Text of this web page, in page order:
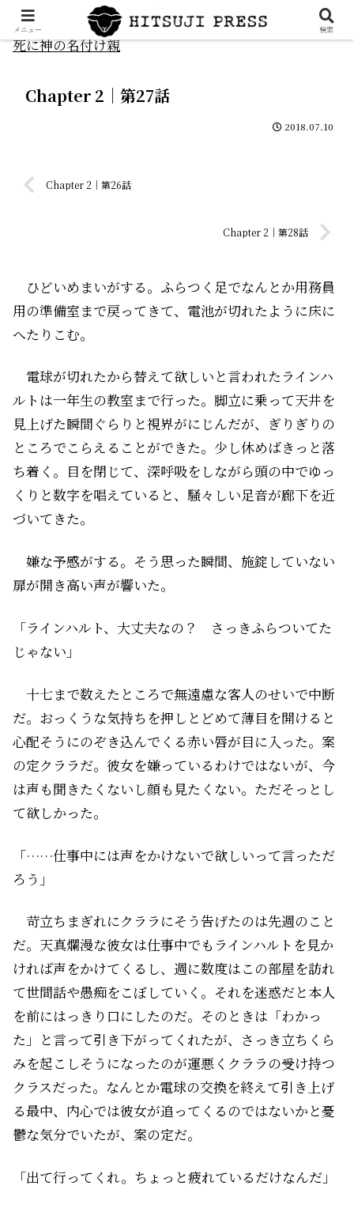
死に神の名付け親
Chapter 2｜第27話
2018.07.10
Chapter 2｜第26話
Chapter 2｜第28話
ひどいめまいがする。ふらつく足でなんとか用務員
用の準備室まで戻ってきて、電池が切れたように床に
へたりこむ。
電球が切れたから替えて欲しいと言われたラインハ
ルトは一年生の教室まで行った。脚立に乗って天井を
見上げた瞬間ぐらりと視界がにじんだが、ぎりぎりの
ところでこらえることができた。少し休めばきっと落
ち着く。目を閉じて、深呼吸をしながら頭の中でゆっ
くりと数字を唱えていると、騒々しい足音が廊下を近
づいてきた。
嫌な予感がする。そう思った瞬間、施錠していない
扉が開き高い声が響いた。
「ラインハルト、大丈夫なの？ さっきふらついてた
じゃない」
十七まで数えたところで無遠慮な客人のせいで中断
だ。おっくうな気持ちを押しとどめて薄目を開けると
心配そうにのぞき込んでくる赤い唇が目に入った。案
の定クララだ。彼女を嫌っているわけではないが、今
は声も聞きたくないし顔も見たくない。ただそっとし
て欲しかった。
「……仕事中には声をかけないで欲しいって言っただ
ろう」
苛立ちまぎれにクララにそう告げたのは先週のこと
だ。天真爛漫な彼女は仕事中でもラインハルトを見か
ければ声をかけてくるし、週に数度はこの部屋を訪れ
て世間話や愚痴をこぼしていく。それを迷惑だと本人
を前にはっきり口にしたのだ。そのときは「わかっ
た」と言って引き下がってくれたが、さっき立ちくら
みを起こしそうになったのが運悪くクララの受け持つ
クラスだった。なんとか電球の交換を終えて引き上げ
る最中、内心では彼女が追ってくるのではないかと憂
鬱な気分でいたが、案の定だ。
「出て行ってくれ。ちょっと疲れているだけなんだ」
メニュー 検索